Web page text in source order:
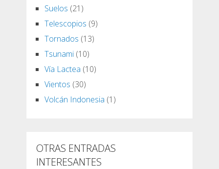
Suelos (21)
Telescopios (9)
Tornados (13)
Tsunami(10)
Vía Lactea (10)
Vientos (30)
Volcán Indonesia (1)
OTRAS ENTRADAS
INTERESANTES